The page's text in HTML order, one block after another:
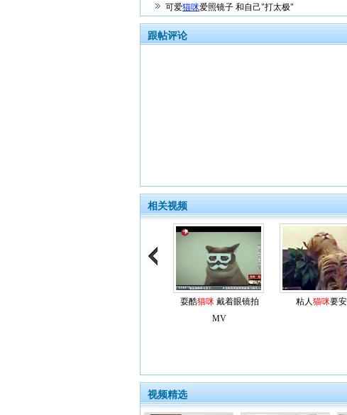
可爱猫咪爱照镜子 和自己"打太极"
跟帖评论
相关视频
耍酷猫咪戴着眼镜拍
MV
粘人猫咪要
视频精选